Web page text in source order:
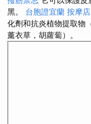
黑。 台胞證宜蘭 按摩店
化劑和抗炎植物提取物
薰衣草，胡蘿蔔）。